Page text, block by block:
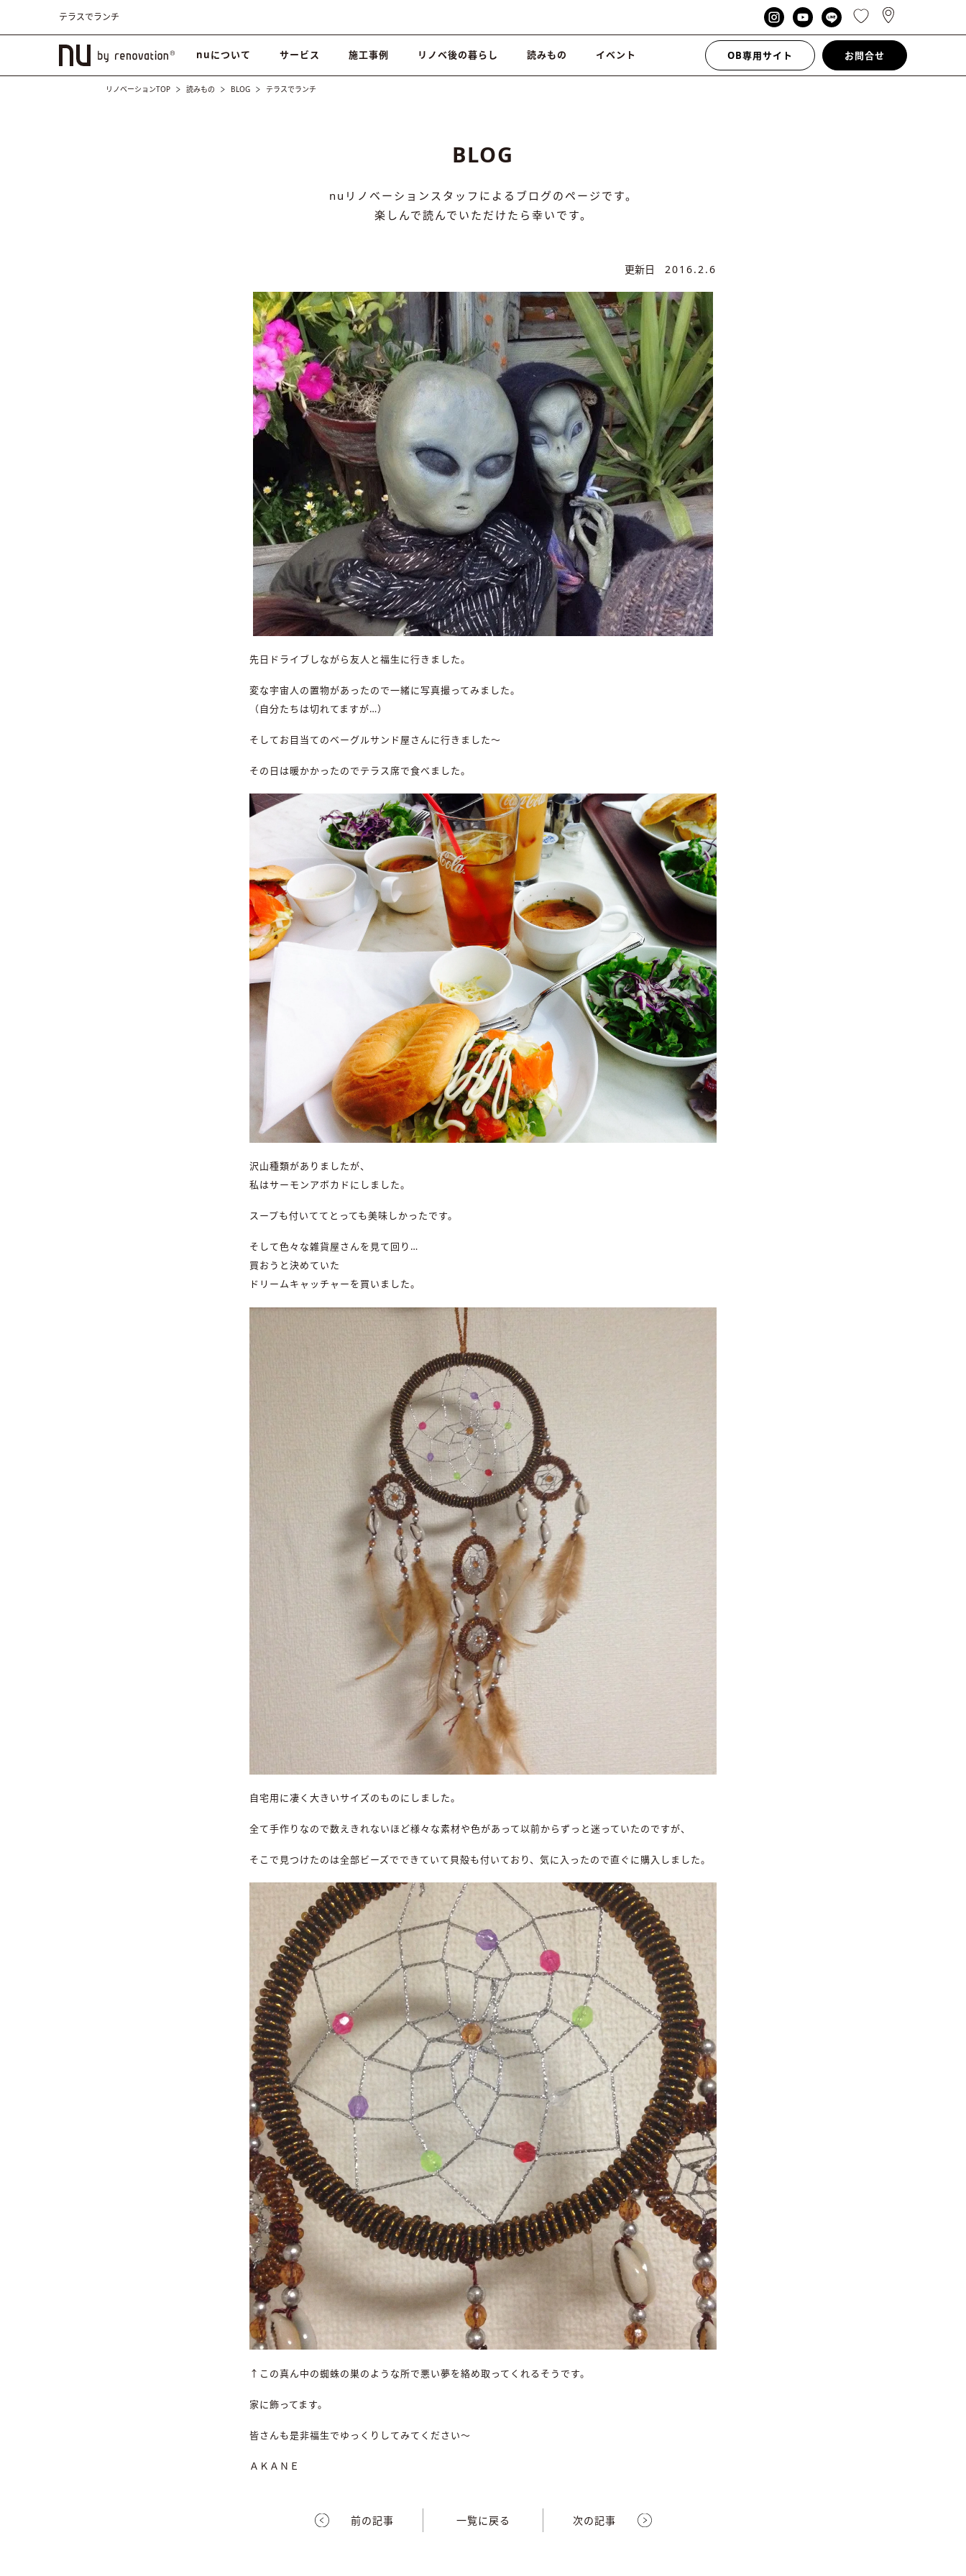
テラスでランチ
nuについて サービス 施工事例 リノベ後の暮らし 読みもの イベント OB専用サイト お問合せ
リノベーションTOP 読みもの BLOG テラスでランチ
BLOG
nuリノベーションスタッフによるブログのページです。
楽しんで読んでいただけたら幸いです。
更新日 2016.2.6
先日ドライブしながら友人と福生に行きました。
変な宇宙人の置物があったので一緒に写真撮ってみました。
（自分たちは切れてますが…）
そしてお目当てのベーグルサンド屋さんに行きました～
その日は暖かかったのでテラス席で食べました。
沢山種類がありましたが、
私はサーモンアボカドにしました。
スープも付いててとっても美味しかったです。
そして色々な雑貨屋さんを見て回り…
買おうと決めていた
ドリームキャッチャーを買いました。
自宅用に凄く大きいサイズのものにしました。
全て手作りなので数えきれないほど様々な素材や色があって以前からずっと迷っていたのですが、
そこで見つけたのは全部ビーズでできていて貝殻も付いており、気に入ったので直ぐに購入しました。
↑この真ん中の蜘蛛の巣のような所で悪い夢を絡め取ってくれるそうです。
家に飾ってます。
皆さんも是非福生でゆっくりしてみてください～
ＡＫＡＮＥ
前の記事 一覧に戻る 次の記事